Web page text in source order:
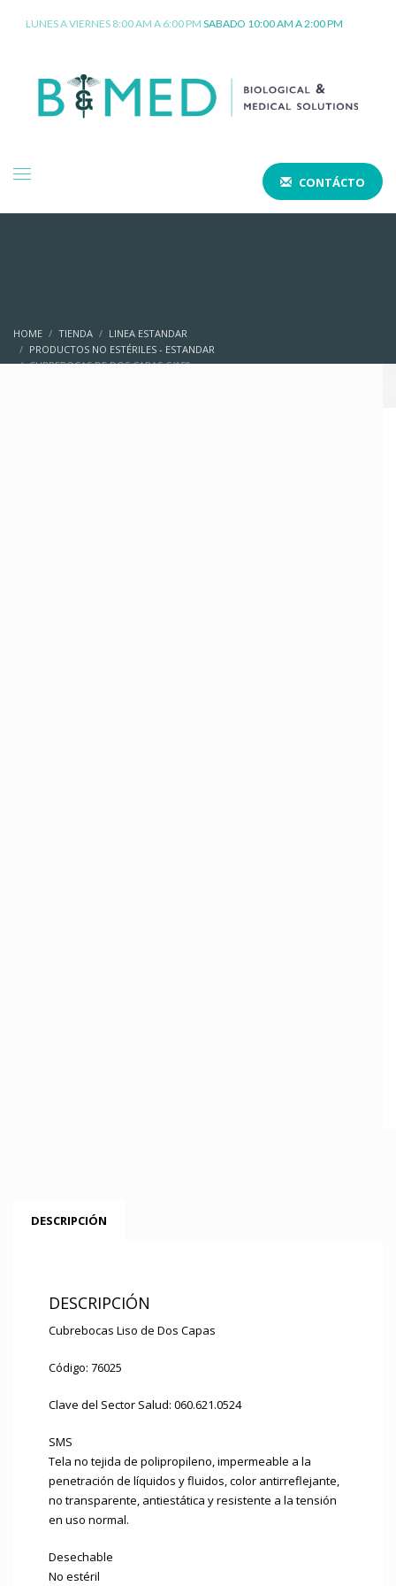
LUNES A VIERNES 8:00 AM A 6:00 PM SABADO 10:00 AM A 2:00 PM
CONTÁCTO
HOME TIENDA
LINEA ESTANDAR
PRODUCTOS NO ESTÉRILES - ESTANDAR
CUBREBOCAS DE DOS CAPAS C/150
DESCRIPCIÓN
DESCRIPCIÓN
Cubrebocas Liso de Dos Capas
Código: 76025
Clave del Sector Salud: 060.621.0524
SMS
Tela no tejida de polipropileno, impermeable a la
penetración de líquidos y fluidos, color antirreflejante,
no transparente, antiestática y resistente a la tensión
en uso normal.
Desechable
No estéril